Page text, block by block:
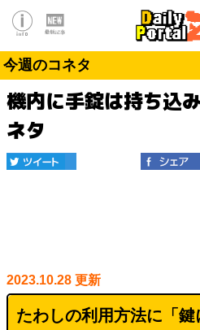
今週のコネタ
機内に手錠は持ち込
ネタ
2023.10.28 更新
たわしの利用方法に「